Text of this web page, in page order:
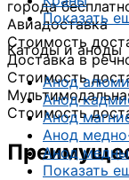
Показать
Катоды и аноды
Анод
Анод
Анод
Анод
Анод
Показать
города
Авиадоставка
Стоимость
Доставка в
Стоимость
Стоимость